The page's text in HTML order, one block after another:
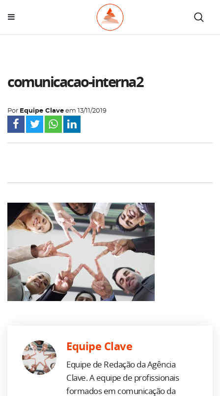
comunicacao-interna2
Por Equipe Clave em 13/11/2019
Equipe Clave
Equipe de Redação da Agência
Clave. A equipe de profissionais
formados em comunicação da